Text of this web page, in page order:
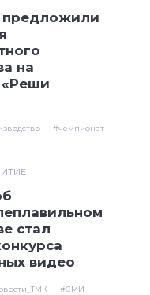
на
«Реши
#чемпионат
стал
видео
#СМИ